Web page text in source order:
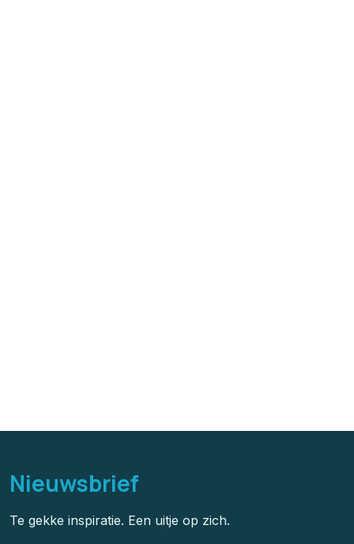
Nieuwsbrief
Te gekke inspiratie. Een uitje op zich.